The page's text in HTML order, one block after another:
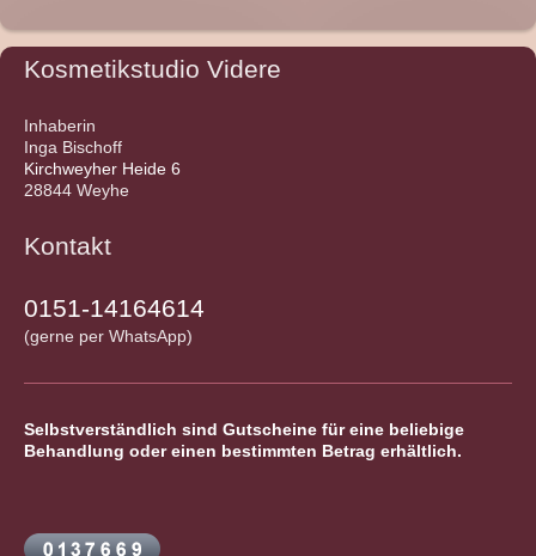
Kosmetikstudio Videre
Inhaberin
Inga Bischoff
Kirchweyher Heide 6
28844 Weyhe
Kontakt
0151-14164614
(gerne per WhatsApp)
Selbstverständlich sind Gutscheine für eine beliebige
Behandlung oder einen bestimmten Betrag erhältlich.